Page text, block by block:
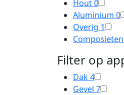
Hout0
Aluminium 0
Overig 1
Composieten
Filter op
Dak4
Gevel 7